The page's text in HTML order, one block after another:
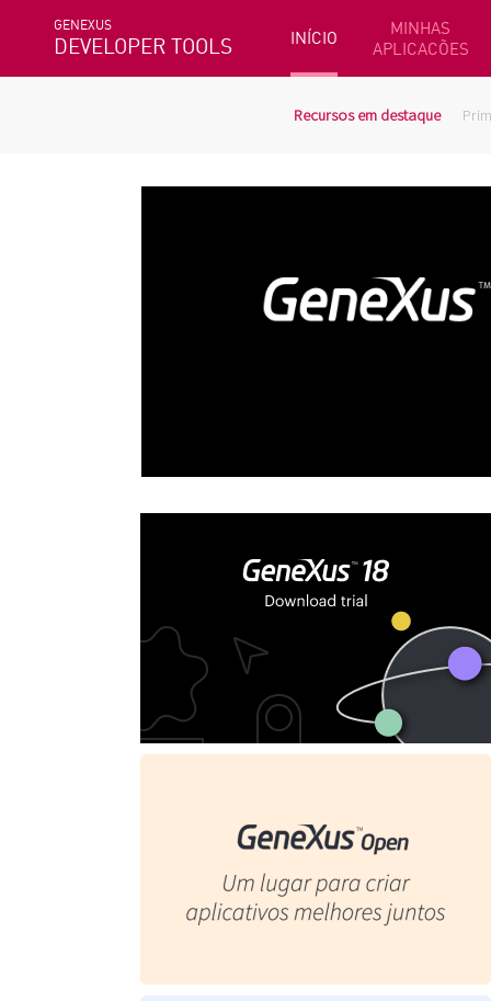
GENEXUS
DEVELOPER TOOLS INÍCIO
MINHAS
APLICACÕES
Recursos em destaque